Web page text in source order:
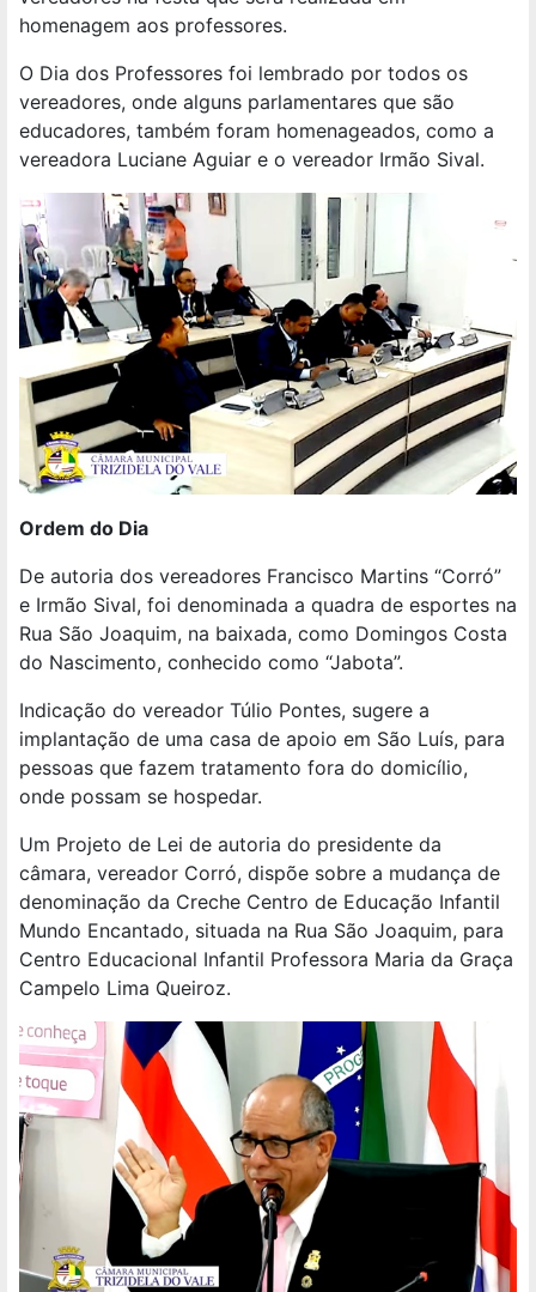
homenagem aos professores.
O Dia dos Professores foi lembrado por todos os
vereadores, onde alguns parlamentares que são
educadores, também foram homenageados, como a
vereadora Luciane Aguiar e o vereador Irmão Sival.
Ordem do Dia
De autoria dos vereadores Francisco Martins “Corró”
e Irmão Sival, foi denominada a quadra de esportes na
Rua São Joaquim, na baixada, como Domingos Costa
do Nascimento, conhecido como “Jabota”.
Indicação do vereador Túlio Pontes, sugere a
implantação de uma casa de apoio em São Luís, para
pessoas que fazem tratamento fora do domicílio,
onde possam se hospedar.
Um Projeto de Lei de autoria do presidente da
câmara, vereador Corró, dispõe sobre a mudança de
denominação da Creche Centro de Educação Infantil
Mundo Encantado, situada na Rua São Joaquim, para
Centro Educacional Infantil Professora Maria da Graça
Campelo Lima Queiroz.